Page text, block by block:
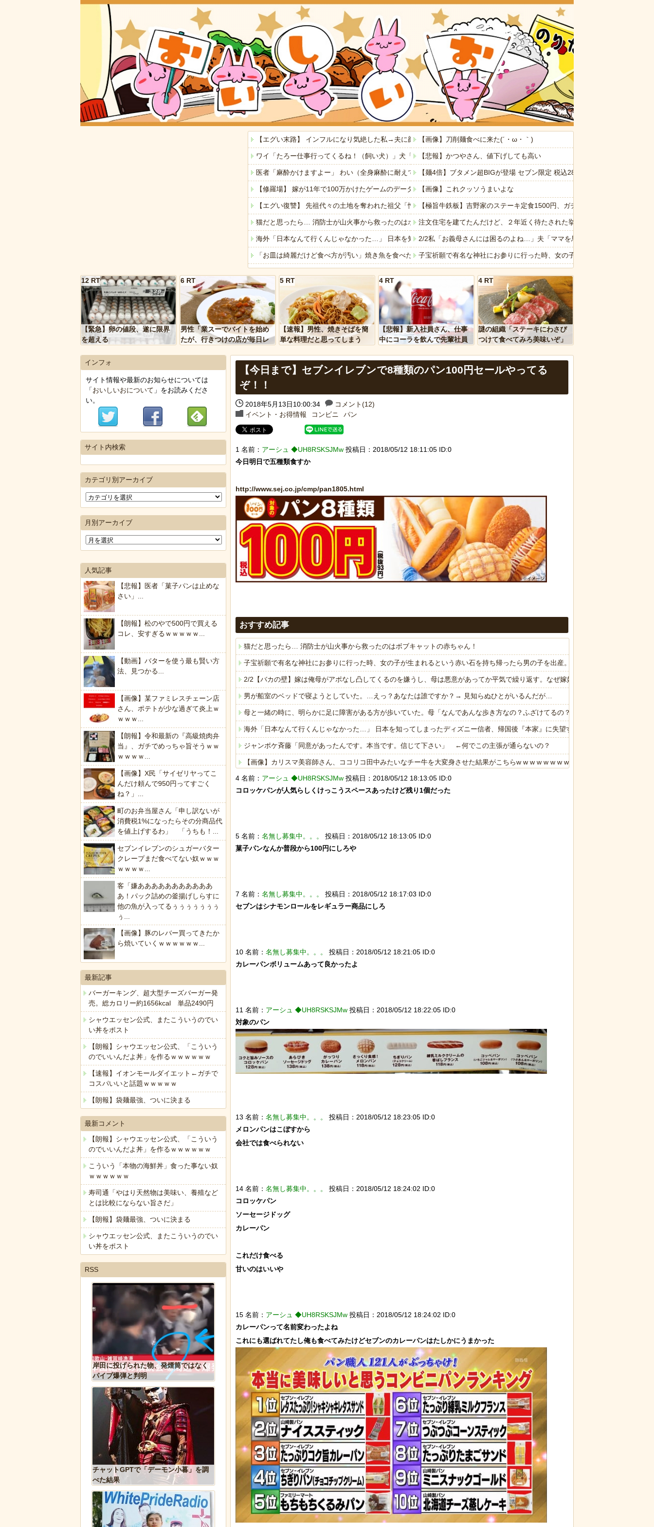
【エグい末路】 インフルになり気絶した私→夫に顔をはたかれ「病気だからって甘えるな！旦那様の為に家事をしろ！」夫が
ワイ「たろー仕事行ってくるね！（飼い犬）」犬「…？（ぷい」
医者「麻酔かけますよー」 わい（全身麻酔に耐えて見せる！うおおおおおお！！！！）
【修羅場】 嫁が11年で100万かけたゲームのデータを消した８歳の息子。理由は嫁が叱った腹いせ→滅多に怒らない嫁が子供に
【エグい復讐】 先祖代々の土地を奪われた祖父「憎い！命が尽きても奴らに絶対復讐してやる！！」→祖父が亡くなりその土地
猫だと思ったら… 消防士が山火事から救ったのはボブキャットの赤ちゃん！
海外「日本なんて行くんじゃなかった…」 日本を知ってしまったディズニー信者、帰国後『本家』に失望する事態に
「お皿は綺麗だけど食べ方が汚い」焼き魚を食べた知人の信じられない所作…両手で1本ずつ箸を持ち、骨や手をしゃぶり、口か
【自動車保険】任意保険に加入しない層の考え方「金無きゃ払わなくてすむので入り損」
「これで11万取られたの!?」あるX民が玄関ドアノブの修理を頼んだら…とんでもない事になった😱
「アメリカのヤンキーがアジア人にケンカを売った結果ｗｗｗ」 ほか
「あなたはアメリカを愛していますか」「はい」トランプ、国防総省職員数千人をウソ発見器にかける方針
ヒーローのサバイバルアクション Siege Survivors
【中国】パトカーの前で好演技www当たり屋やお煽り運転など盛りだくさん
Powered by livedoor 相互RSS
【画像】刀削麺食べに来た(´・ω・｀)
【悲報】かつやさん、値下げしても高い
【麺4倍】ブタメン超BIGが登場 セブン限定 税込289.44円
【画像】これクッソうまいよな
【極旨牛鉄板】吉野家のステーキ定食1500円、ガチで美味そうｗｗｗ
注文住宅を建てたんだけど、２年近く待たされた挙げ句、追加費用1400万
2/2私「お義母さんには困るのよね…」夫「ママを馬鹿にするな！」「確か
子宝祈願で有名な神社にお参りに行った時、女の子が生まれるという赤い
【衝撃】ワイ、偏差値30台の高校に入学した結果ｗｗｗｗｗｗｗｗｗｗ
【画像】カリスマ美容師さん、ココリコ田中みたいなチー牛を大変身させた
【悲報】ブルボンの新作、露骨にワイをガッカリさせてくる🥺🌰
バイク乗りワイ、バイク降りる事を決意する
【朗報】月曜から東日本をガツンと冷やしてくれる「オホーツク海高気圧」
【悲報】味噌ラーメンで行列、出来ない
12 RT
【緊急】卵の値段、遂に限界
を超える
6 RT
男性「業スーでバイトを始め
たが、行きつけの店が毎日レ
5 RT
【速報】男性、焼きそばを簡
単な料理だと思ってしまう
4 RT
【悲報】新入社員さん、仕事
中にコーラを飲んで先輩社員
4 RT
謎の組織「ステーキにわさび
つけて食べてみろ美味いぞ」
【今日まで】セブンイレブンで8種類のパン100円セールやってる
ぞ！！
2018年5月13日10:00:34
コメント(12)
イベント・お得情報
コンビニ パン
1 名前： アーシュ ◆UH8RSKSJMw 投稿日：2018/05/12 18:11:05 ID:0
今日明日で五種類食すか
http://www.sej.co.jp/cmp/pan1805.html
おすすめ記事
猫だと思ったら… 消防士が山火事から救ったのはボブキャットの赤ちゃん！
子宝祈願で有名な神社にお参りに行った時、女の子が生まれるという赤い石を持ち帰ったら男の子を出産。しばらくしてお礼も兼ね
2/2【バカの壁】嫁は俺母がアポなし凸してくるのを嫌うし、母は悪意があってか平気で繰り返す。なぜ嫁姑は仲良くできないんだ
男が船室のベッドで寝ようとしていた。…えっ？あなたは誰ですか？→ 見知らぬひとがいるんだが…
母と一緒の時に、明らかに足に障害がある方が歩いていた。母「なんであんな歩き方なの？ふざけてるの？」
海外「日本なんて行くんじゃなかった…」 日本を知ってしまったディズニー信者、帰国後『本家』に失望する事態に
ジャンポケ斉藤「同意があったんです。本当です。信じて下さい」 ←何でこの主張が通らないの？
【画像】カリスマ美容師さん、ココリコ田中みたいなチー牛を大変身させた結果がこちらw w w w w w w w w w w
海外「日本なんて行くんじゃなかった…」 日本を知ってしまったディズニー信者、帰国後『本家』に失望する事態に
ヒーローのサバイバルアクション Siege Survivors
Powered by livedoor 相互RSS
4 名前： アーシュ ◆UH8RSKSJMw 投稿日：2018/05/12 18:13:05 ID:0
コロッケパンが人気らしくけっこうスペースあったけど残り1個だった
5 名前： 名無し募集中。。。
投稿日：2018/05/12 18:13:05 ID:0
菓子パンなんか普段から100円にしろや
7 名前： 名無し募集中。。。
投稿日：2018/05/12 18:17:03 ID:0
セブンはシナモンロールをレギュラー商品にしろ
10 名前： 名無し募集中。。。
投稿日：2018/05/12 18:21:05 ID:0
カレーパンボリュームあって良かったよ
11 名前： アーシュ ◆UH8RSKSJMw 投稿日：2018/05/12 18:22:05 ID:0
13 名前： 名無し募集中。。。
投稿日：2018/05/12 18:23:05 ID:0
メロンパンはこぼすから
会社では食べられない
14 名前： 名無し募集中。。。
投稿日：2018/05/12 18:24:02 ID:0
コロッケパン
ソーセージドッグ
カレーパン
これだけ食べる
甘いのはいいや
15 名前： アーシュ ◆UH8RSKSJMw 投稿日：2018/05/12 18:24:02 ID:0
カレーパンって名前変わったよね
インフォ
サイト情報や最新のお知らせについては
「おいしいおについて 」をお読みくださ
い。
サイト内検索
カテゴリ別アーカイブ
月別アーカイブ
人気記事
【悲報】医者「菓子パンは止めな
さい」...
【朗報】松のやで500円で買える
コレ、安すぎるｗｗｗｗｗ...
【動画】バターを使う最も賢い方
法、見つかる...
【画像】某ファミレスチェーン店
さん、ポテトが少な過ぎて炎上ｗ
ｗｗｗ...
【朗報】令和最新の『高級焼肉弁
当』、ガチでめっちゃ旨そうｗｗ
ｗｗｗｗ...
【画像】X民「サイゼリヤってこ
んだけ頼んで950円ってすごく
ね？」...
町のお弁当屋さん「申し訳ないが
消費税1%になったらその分商品代
を値上げするわ」 「うちも！...
セブンイレブンのシュガーバター
クレープまだ食べてない奴ｗｗｗ
ｗｗｗｗ...
客「嫌あああああああああああ
あ！パック詰めの釜揚げしらすに
他の魚が入ってるぅぅぅぅぅぅぅ
ぅ...
【画像】豚のレバー買ってきたか
ら焼いていくｗｗｗｗｗｗ...
最新記事
バーガーキング、超大型チーズバーガー発
売。総カロリー約1656kcal 単品2490円
シャウエッセン公式、またこういうのでい
い丼をポスト
【朗報】シャウエッセン公式、「こういう
のでいいんだよ丼」を作るｗｗｗｗｗｗ
【速報】イオンモールダイエット←ガチで
コスパいいと話題ｗｗｗｗｗ
【朗報】袋麺最強、ついに決まる
最新コメント
【朗報】シャウエッセン公式、「こういう
のでいいんだよ丼」を作るｗｗｗｗｗｗ
こういう「本物の海鮮丼」食った事ない奴
ｗｗｗｗｗｗ
寿司通「やはり天然物は美味い、養殖など
とは比較にならない旨さだ」
【朗報】袋麺最強、ついに決まる
シャウエッセン公式、またこういうのでい
い丼をポスト
RSS
岸田に投げられた物、発煙筒ではなく
パイプ爆弾と判明
チャットGPTで「デーモン小暮」を調
べた結果
【動画】大阪人、だんじりにぶっ潰さ
れる
【ネタ】玄関ドアに貼るとセールスを
撃退できる？ あまりに“諸刃の剣”なラ
イフハックが話題にｗ
なんか泣きたくなってくる青春18きっ
ぷのポスター貼ってく
【ひでぶ】茨城県にあるパン屋で売っ
ている「アベシパン」のビジュアルが
悪夢すぎるｗｗｗｗｗ
「マンデラ効果」という集団的な事実
と異なる思い込み、ガチで怖過ぎるｗ
ｗｗｗｗｗｗｗｗｗｗｗ
迷子のウサギが警察に保護され、正式
な「警察ウサギ」となる